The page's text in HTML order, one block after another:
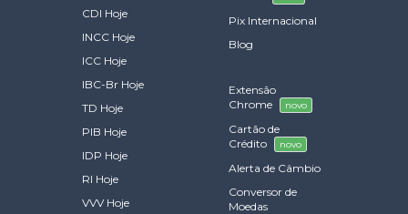
CDI Hoje
INCC Hoje
ICC Hoje
IBC-Br Hoje
TD Hoje
PIB Hoje
IDP Hoje
RI Hoje
VVV Hoje
Pix Internacional
Blog
Extensão
Chrome
novo
Cartão de
Crédito
novo
Alerta de Câmbio
Conversor de
Moedas